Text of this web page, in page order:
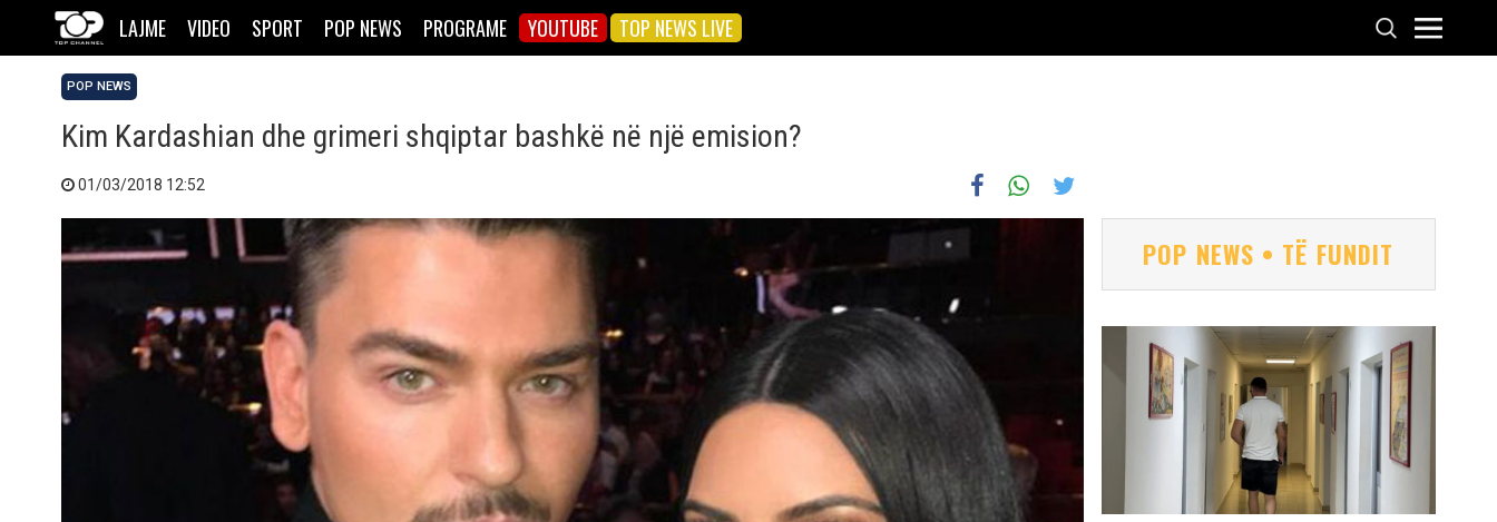
LAJME VIDEO SPORT POP NEWS PROGRAME YOUTUBE TOP NEWS LIVE
POP NEWS
Kim Kardashian dhe grimeri shqiptar bashkë në një emision?
01/03/2018 12:52
POP NEWS • TË FUNDIT